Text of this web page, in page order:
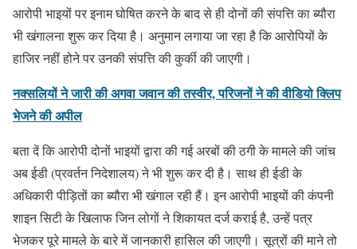
आरोपी भाइयों पर इनाम घोषित करने के बाद से ही दोनों की संपत्ति का ब्यौरा
भी खंगालना शुरू कर दिया है। अनुमान लगाया जा रहा है कि आरोपियों के
हाजिर नहीं होने पर उनकी संपत्ति की कुर्की की जाएगी।
नक्सलियों ने जारी की अगवा जवान की तस्वीर, परिजनों ने की वीडियो क्लिप
भेजने की अपील
बता दें कि आरोपी दोनों भाइयों द्वारा की गई अरबों की ठगी के मामले की जांच
अब ईडी (प्रवर्तन निदेशालय) ने भी शुरू कर दी है। साथ ही ईडी के
अधिकारी पीड़ितों का ब्यौरा भी खंगाल रही हैं। इन आरोपी भाइयों की कंपनी
शाइन सिटी के खिलाफ जिन लोगों ने शिकायत दर्ज कराई है, उन्हें पत्र
भेजकर पूरे मामले के बारे में जानकारी हासिल की जाएगी। सूत्रों की माने तो